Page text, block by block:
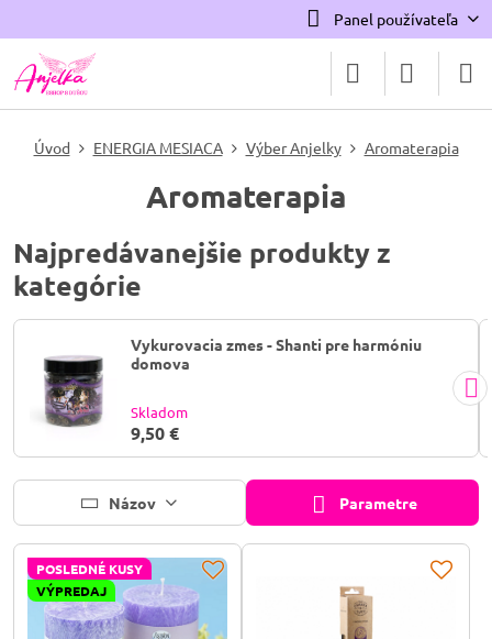
Panel používateľa
Úvod ENERGIA MESIACA Výber Anjelky Aromaterapia
Aromaterapia
Najpredávanejšie produkty z
kategórie
Vykurovacia zmes - Shanti pre harmóniu
domova
Skladom
9,50 €
Názov Parametre
POSLEDNÉ KUSY
VÝPREDAJ